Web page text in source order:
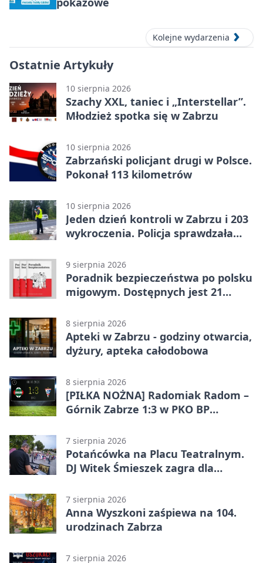
Kolejne wydarzenia
Ostatnie Artykuły
10 sierpnia 2026
Szachy XXL, taniec i „Interstellar”.
Młodzież spotka się w Zabrzu
10 sierpnia 2026
Zabrzański policjant drugi w Polsce.
Pokonał 113 kilometrów
10 sierpnia 2026
Jeden dzień kontroli w Zabrzu i 203
wykroczenia. Policja sprawdzała
9 sierpnia 2026
Poradnik bezpieczeństwa po polsku
migowym. Dostępnych jest 21
8 sierpnia 2026
Apteki w Zabrzu - godziny otwarcia,
dyżury, apteka całodobowa
8 sierpnia 2026
[PIŁKA NOŻNA] Radomiak Radom –
Górnik Zabrze 1:3 w PKO BP
Federico dał zabrzanom zwycięstwo
7 sierpnia 2026
Potańcówka na Placu Teatralnym.
DJ Witek Śmieszek zagra dla
7 sierpnia 2026
Anna Wyszkoni zaśpiewa na 104.
urodzinach Zabrza
7 sierpnia 2026